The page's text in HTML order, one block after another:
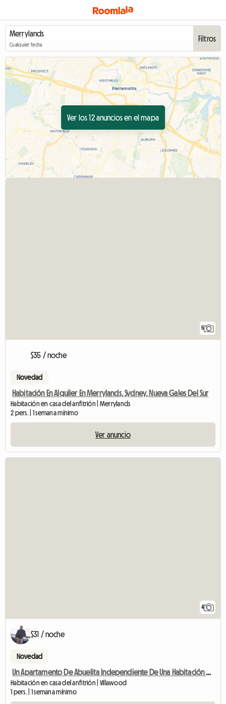
Cualquier fecha
Filtros
Ver los 12 anuncios en el mapa
5
$35 / noche
Novedad
Habitación En Alquiler En Merrylands, Sydney, Nueva Gales Del Sur
Habitación en casa del anfitrión | Merrylands
2 pers. | 1 semana mínimo
Ver anuncio
4
$31 / noche
Novedad
Un Apartamento De Abuelita Independiente De Una Habitación Disponible Para Alquilar
Habitación en casa del anfitrión | Villawood
1 pers. | 1 semana mínimo